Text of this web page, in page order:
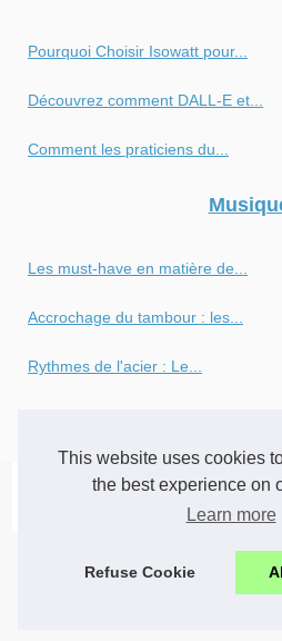
This website uses cookies
the best experience on
Learn more
Refuse Cookie
Pourquoi Choisir Isowatt pour...
Découvrez comment DALL-E et...
Comment les praticiens du...
Les must-have en matière de...
Accrochage du tambour : les...
Rythmes de l'acier : Le...
Kiosque-musique.com|Cookies
SPIP|Espace